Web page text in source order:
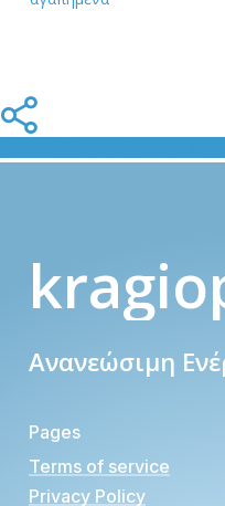
Ανανεώσιμη
Pages
Terms of service
Privacy Policy